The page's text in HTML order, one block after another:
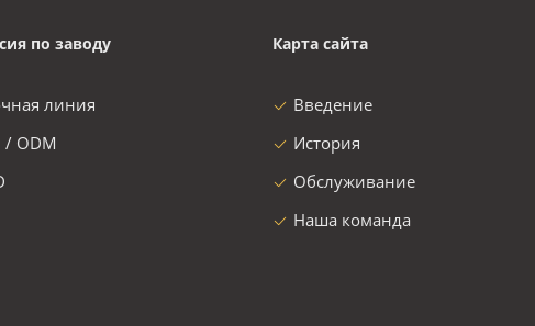
по заводу
линия
/ ODM
Карта сайта
Введение
История
Обслуживание
Наша команда